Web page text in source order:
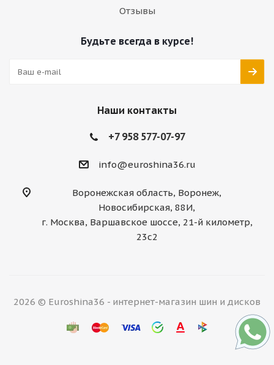
Отзывы
Будьте всегда в курсе!
Наши контакты
+7 958 577-07-97
info@euroshina36.ru
Воронежская область, Воронеж,
Новосибирская, 88И,
г. Москва, Варшавское шоссе, 21-й километр,
23с2
2026 © Euroshina36 - интернет-магазин шин и дисков